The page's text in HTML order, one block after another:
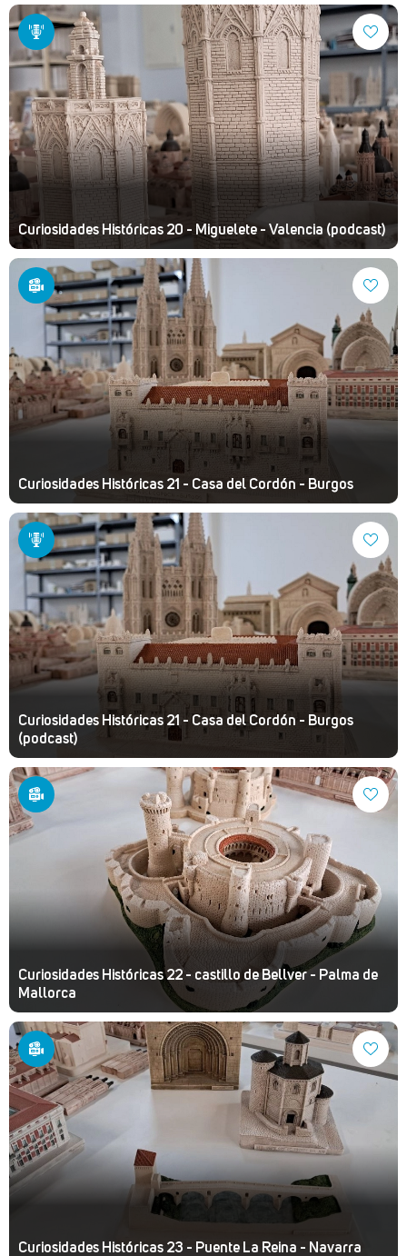
Curiosidades Históricas 20 - Miguelete - Valencia (podcast)
Curiosidades Históricas 21 - Casa del Cordón - Burgos
Curiosidades Históricas 21 - Casa del Cordón - Burgos
(podcast)
Curiosidades Históricas 22 - castillo de Bellver - Palma de
Mallorca
Curiosidades Históricas 23 - Puente La Reina - Navarra